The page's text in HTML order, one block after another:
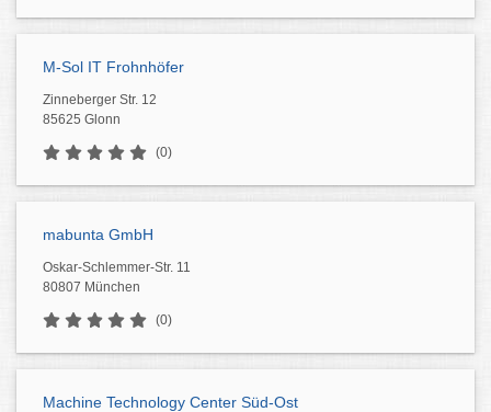
M-Sol IT Frohnhöfer
Zinneberger Str. 12
85625 Glonn
(0)
mabunta GmbH
Oskar-Schlemmer-Str. 11
80807 München
(0)
Machine Technology Center Süd-Ost